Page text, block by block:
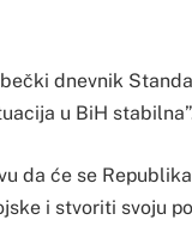
dnevnik
u BiH
da će se
i stvoriti svoju